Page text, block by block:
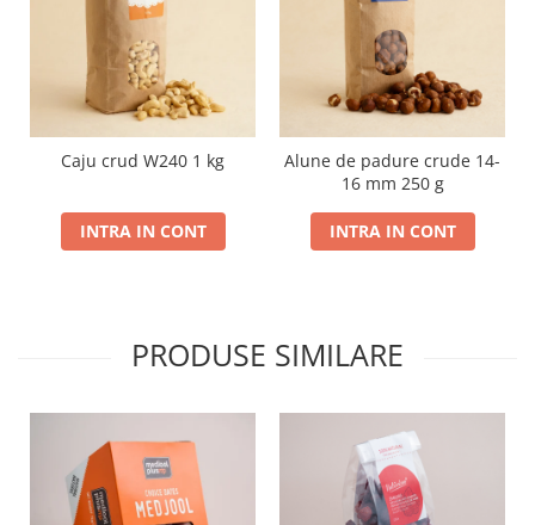
Caju crud W240 1 kg
INTRA IN CONT
Alune de padure crude 14-
16 mm 250 g
INTRA IN CONT
PRODUSE SIMILARE